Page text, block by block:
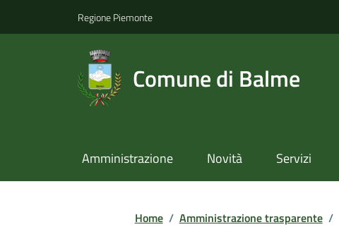
Regione Piemonte
Comune di Balme
Amministrazione Novità Servizi
Home / Amministrazione trasparente /